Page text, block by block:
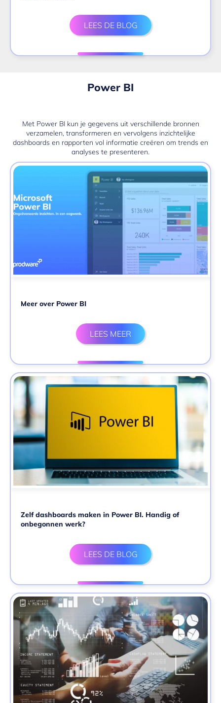
LEES DE BLOG
Power BI
Met Power BI kun je gegevens uit verschillende bronnen
verzamelen, transformeren en vervolgens inzichtelijke
dashboards en rapporten vol informatie creëren om trends en
analyses te presenteren.
Meer over Power BI
LEES MEER
Zelf dashboards maken in Power BI. Handig of
onbegonnen werk?
LEES DE BLOG